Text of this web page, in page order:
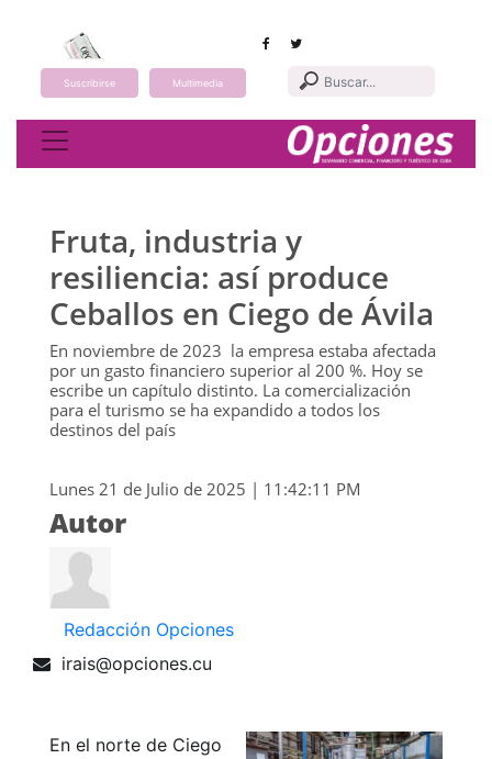
Suscribirse Multimedia
Toggle navigation
Fruta, industria y
resiliencia: así produce
Ceballos en Ciego de Ávila
En noviembre de 2023 la empresa estaba afectada
por un gasto financiero superior al 200 %. Hoy se
escribe un capítulo distinto. La comercialización
para el turismo se ha expandido a todos los
destinos del país
Lunes 21 de Julio de 2025 | 11:42:11 PM
Autor
Redacción Opciones
irais@opciones.cu
En el norte de Ciego